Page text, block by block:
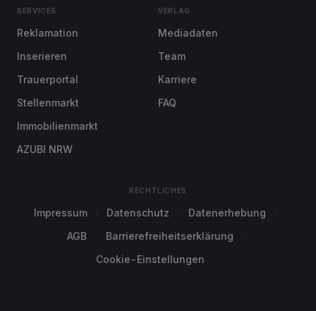
SERVICES
Reklamation
Inserieren
Trauerportal
Stellenmarkt
Immobilienmarkt
AZUBI NRW
VERLAG
Mediadaten
Team
Karriere
FAQ
RECHTLICHES
Impressum Datenschutz
Datenerhebung
AGB
Barrierefreiheitserklärung
Cookie-Einstellungen